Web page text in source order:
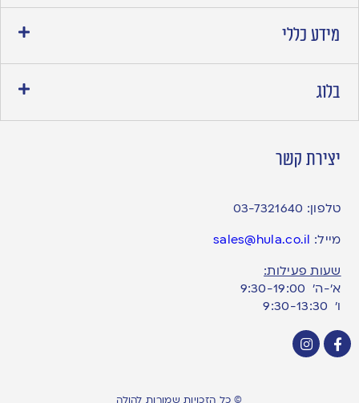
מידע כללי
בלוג
יצירת קשר
טלפון: 03-7321640
מייל: sales@hula.co.il
שעות פעילות:
א’-ה’ 9:30-19:00
ו׳ 9:30-13:30
© כל הזכויות שמורות להולה